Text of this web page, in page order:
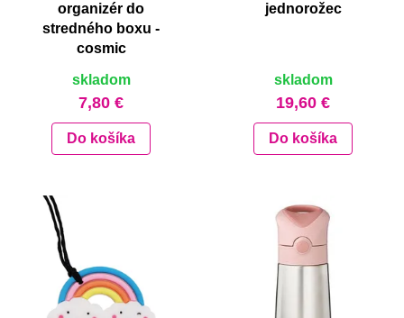
organizér do
stredného boxu -
cosmic
skladom
7,80 €
Do košíka
jednorožec
skladom
19,60 €
Do košíka